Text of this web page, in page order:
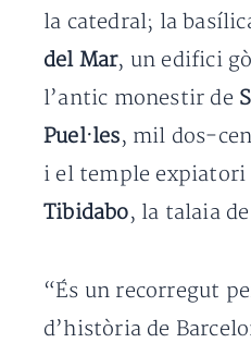
la catedral; la
del Mar, un edifici
l’antic monestir de
Puel·les, mil dos-
i el temple expiatori
Tibidabo, la talaia
“És un recorregut
d’història de